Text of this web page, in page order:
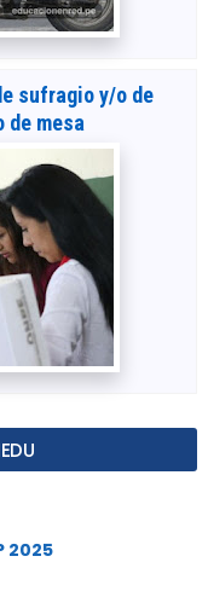
sufragio y/o de
de mesa
2025